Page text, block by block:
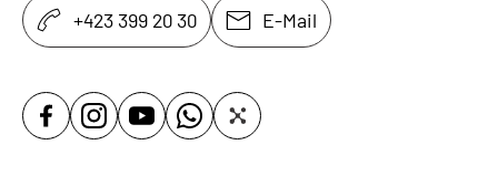
+423 399 20 30 E-Mail